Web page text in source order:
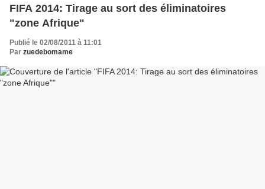
FIFA 2014: Tirage au sort des éliminatoires
"zone Afrique"
Publié le 02/08/2011 à 11:01
Par zuedebomame